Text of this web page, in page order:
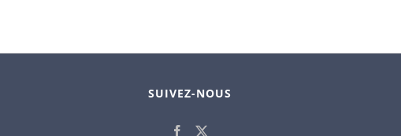
SUIVEZ-NOUS